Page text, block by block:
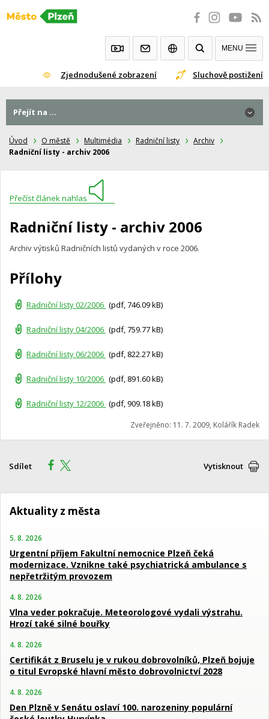
Přeskočit
Zjednodušené zobrazení Sluchově postižení
MENU
Úvod O městě Multimédia Radniční listy
Archiv
Radniční listy - archiv 2006
Přečíst článek nahlas
Radniční listy - archiv 2006
Archiv výtisků Radničních listů vydaných v roce 2006.
Přílohy
Radniční listy 02/2006 (pdf, 746.09 kB)
Radniční listy 04/2006 (pdf, 759.77 kB)
Radniční listy 06/2006 (pdf, 822.27 kB)
Radniční listy 10/2006 (pdf, 891.60 kB)
Radniční listy 12/2006 (pdf, 909.18 kB)
Zveřejněno: 11. 7. 2009, Kolářík Radek
Sdílet Vytisknout
Přejít na ...
Aktuality z města
5. 8. 2026
Urgentní příjem Fakultní nemocnice Plzeň čeká
modernizace. Vznikne také psychiatrická ambulance s
nepřetržitým provozem
4. 8. 2026
Vlna veder pokračuje. Meteorologové vydali výstrahu.
Hrozí také silné bouřky
4. 8. 2026
Certifikát z Bruselu je v rukou dobrovolníků, Plzeň bojuje
o titul Evropské hlavní město dobrovolnictví 2028
4. 8. 2026
Den Plzně v Senátu oslaví 100. narozeniny populární